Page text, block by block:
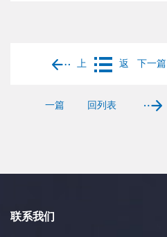
上
一篇
返
回列表
下一篇
联系我们